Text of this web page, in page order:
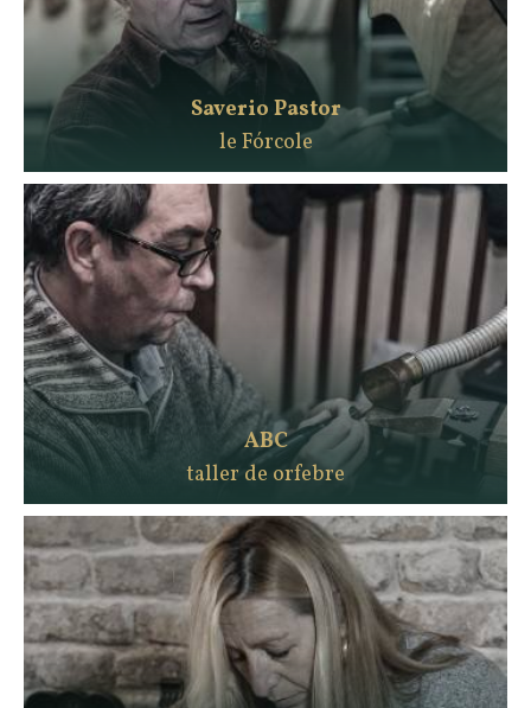
Saverio Pastor
le Fórcole
ABC
taller de orfebre